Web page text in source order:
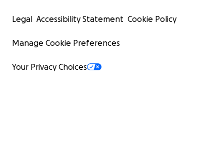
Legal Accessibility Statement Cookie Policy
Manage Cookie Preferences
Your Privacy Choices